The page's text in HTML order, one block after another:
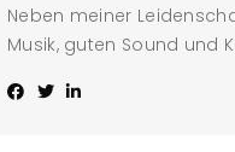
Neben meiner
Musik, guten Sound und